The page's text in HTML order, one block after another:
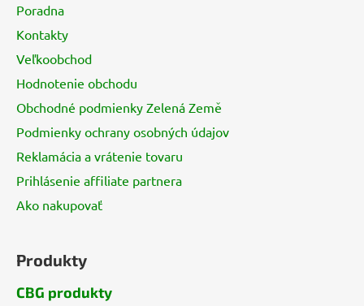
Poradna
Kontakty
Veľkoobchod
Hodnotenie obchodu
Obchodné podmienky Zelená Země
Podmienky ochrany osobných údajov
Reklamácia a vrátenie tovaru
Prihlásenie affiliate partnera
Ako nakupovať
Produkty
CBG produkty